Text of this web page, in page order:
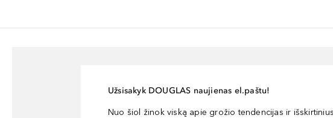
Užsisakyk DOUGLAS naujienas el.paštu!
Nuo šiol žinok viską apie grožio tendencijas ir